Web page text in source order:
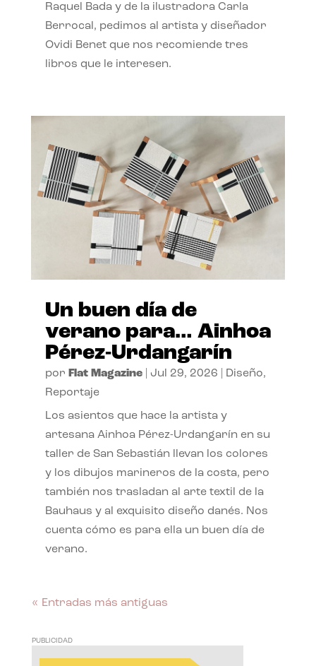
Raquel Bada y de la ilustradora Carla
Berrocal, pedimos al artista y diseñador
Ovidi Benet que nos recomiende tres
libros que le interesen.
Un buen día de
verano para… Ainhoa
Pérez-Urdangarín
por Flat Magazine| Jul 29, 2026 Diseño,
Reportaje
Los asientos que hace la artista y
artesana Ainhoa Pérez-Urdangarín en su
taller de San Sebastián llevan los colores
y los dibujos marineros de la costa, pero
también nos trasladan al arte textil de la
Bauhaus y al exquisito diseño danés. Nos
cuenta cómo es para ella un buen día de
verano.
« Entradas más antiguas
PUBLICIDAD